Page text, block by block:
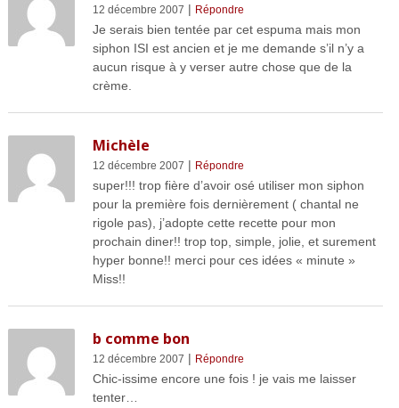
12 décembre 2007 | Répondre
Je serais bien tentée par cet espuma mais mon
siphon ISI est ancien et je me demande s’il n’y a
aucun risque à y verser autre chose que de la
crème.
Michèle
12 décembre 2007 | Répondre
super!!! trop fière d’avoir osé utiliser mon siphon
pour la première fois dernièrement ( chantal ne
rigole pas), j’adopte cette recette pour mon
prochain diner!! trop top, simple, jolie, et surement
hyper bonne!! merci pour ces idées « minute »
Miss!!
b comme bon
12 décembre 2007 | Répondre
Chic-issime encore une fois ! je vais me laisser
tenter…